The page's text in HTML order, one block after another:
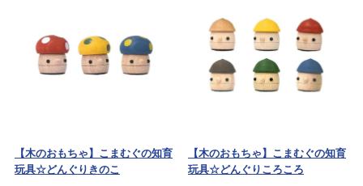
【木のおもちゃ】こまむぐの知育
玩具☆どんぐりきのこ
【木のおもちゃ】こまむぐの知育
玩具☆どんぐりころころ